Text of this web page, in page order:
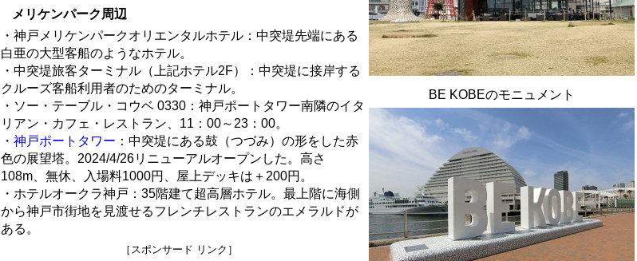
メリケンパーク周辺
・神戸メリケンパークオリエンタルホテル：中突堤先端にある
白亜の大型客船のようなホテル。
・中突堤旅客ターミナル（上記ホテル2F）：中突堤に接岸する
クルーズ客船利用者のためのターミナル。
・ソー・テーブル・コウベ 0330：神戸ポートタワー南隣のイタ
リアン・カフェ・レストラン、11：00～23：00。
・ 神戸ポートタワー ：中突堤にある鼓（つづみ）の形をした赤
色の展望塔。2024/4/26リニューアルオープンした。高さ
108m、無休、入場料1000円、屋上デッキは＋200円。
・ホテルオークラ神戸：35階建て超高層ホテル。最上階に海側
から神戸市街地を見渡せるフレンチレストランのエメラルドが
ある。
［スポンサード リンク］
BE KOBEのモニュメント